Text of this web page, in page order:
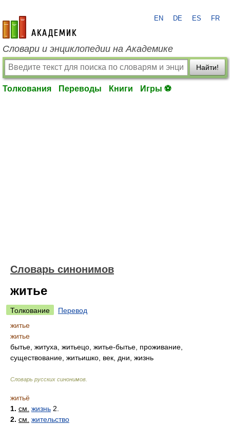
academic.ru
EN DE ES FR
Словари и энциклопедии на Академике
Найти!
Толкования Переводы Книги Игры ⚽
Словарь синонимов
житье
Толкование
Перевод
житье
житье
бытье, житуха, житьецо, житье-бытье, проживание,
существование, житьишко, век, дни, жизнь
Словарь русских синонимов
житьё
1. см. жизнь 2.
2. см. жительство